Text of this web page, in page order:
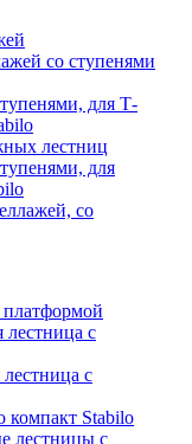
со ступенями
для Т-
лестниц
для
со
с
с
компакт Stabilo
лестницы с